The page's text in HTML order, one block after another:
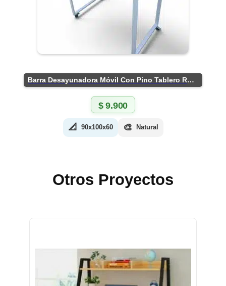
Barra Desayunadora Móvil Con Pino Tablero Rústico
$9.900
📐 90x100x60 🎨 Natural
Otros Proyectos